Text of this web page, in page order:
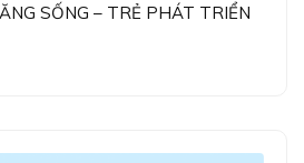
SỐNG – TRẺ PHÁT TRIỂN